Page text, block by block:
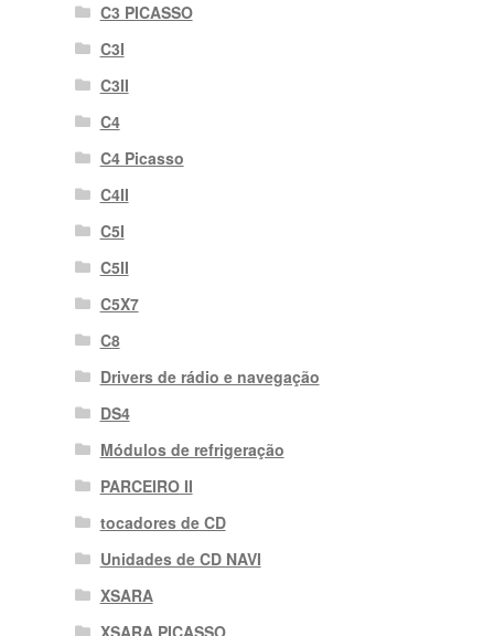
C3 PICASSO
C3I
C3II
C4
C4 Picasso
C4II
C5I
C5II
C5X7
C8
Drivers de rádio e navegação
DS4
Módulos de refrigeração
PARCEIRO II
tocadores de CD
Unidades de CD NAVI
XSARA